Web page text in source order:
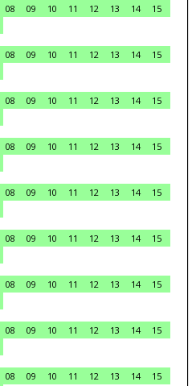
08 09 10 11 12 13 14
15
08 09 10 11 12 13 14
15
08 09 10 11 12 13 14
15
08 09 10 11 12 13 14
15
08 09 10 11 12 13 14
15
08 09 10 11 12 13 14
15
08 09 10 11 12 13 14
15
08 09 10 11 12 13 14
15
08 09 10 11 12 13 14
15